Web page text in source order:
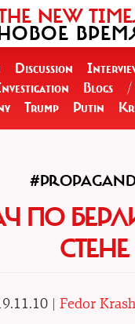
NEW
Discussion
Blogs /
Trump Putin
ПО
СТЕНЕ
| Fedor